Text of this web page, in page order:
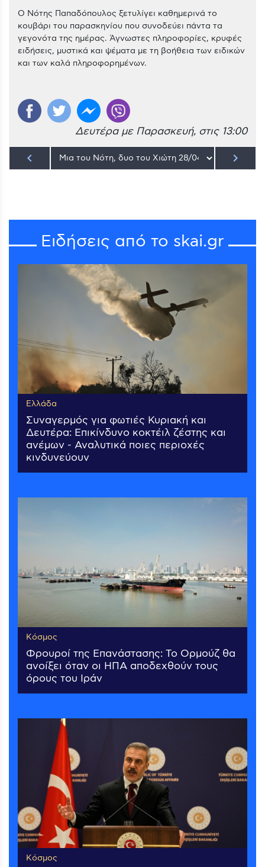
Ο Νότης Παπαδόπουλος ξετυλίγει καθημερινά το
κουβάρι του παρασκηνίου που συνοδεύει πάντα τα
γεγονότα της ημέρας. Άγνωστες πληροφορίες, κρυφές
ειδήσεις, μυστικά και ψέματα με τη βοήθεια των ειδικών
και των καλά πληροφορημένων.
Δευτέρα με Παρασκευή, στις 13:00
keyboard_arrow_left keyboard_arrow_right
Ειδήσεις από το skai.gr
Ελλάδα
Συναγερμός για φωτιές Κυριακή και
Δευτέρα: Επικίνδυνο κοκτέιλ ζέστης και
ανέμων - Αναλυτικά ποιες περιοχές
κινδυνεύουν
Κόσμος
Φρουροί της Επανάστασης: Το Ορμούζ θα
ανοίξει όταν οι ΗΠΑ αποδεχθούν τους
όρους του Ιράν
Κόσμος